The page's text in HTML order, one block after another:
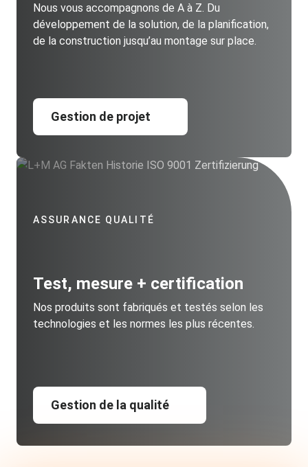
Nous vous accompagnons de A à Z. Du
développement de la solution, de la planification,
de la construction jusqu’au montage sur place.
Gestion de projet
ASSURANCE QUALITÉ
Test, mesure + certification
Nos produits sont fabriqués et testés selon les
technologies et les normes les plus récentes.
Gestion de la qualité